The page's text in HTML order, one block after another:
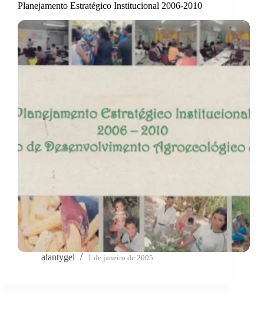
Planejamento Estratégico Institucional 2006-2010
alantygel 1 de janeiro de 2005